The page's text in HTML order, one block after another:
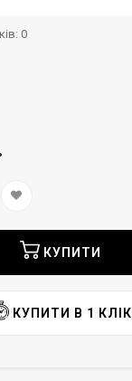
0
КУПИТИ
КУПИТИ В 1 КЛІК